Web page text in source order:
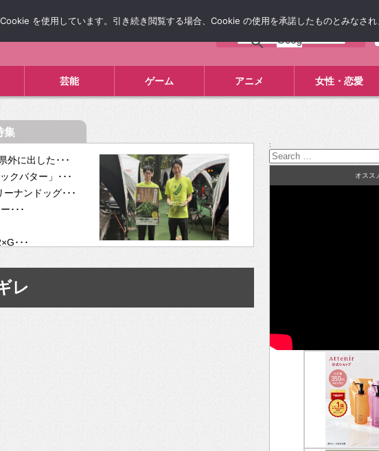
芸能 ゲーム アニメ 女性・恋愛
集
外に出した･･･
クバター」･･･
ナンドッグ･･･
･･･
･･･
今話し･･･
」 TE･･･
レ
:
オスス
を使用しています。引き続き閲覧する場合、Cookie の使用を承諾したものとみなされ